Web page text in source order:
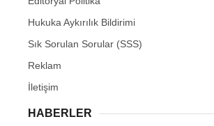
Hukuka Aykırılık Bildirimi
Sık Sorulan Sorular (SSS)
Reklam
İletişim
HABERLER